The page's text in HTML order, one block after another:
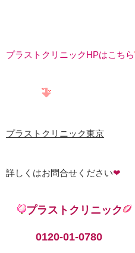
プラストクリニックHPはこちら
プラストクリニック東京
詳しくはお問合せください❤
プラストクリニック
0120-01-0780